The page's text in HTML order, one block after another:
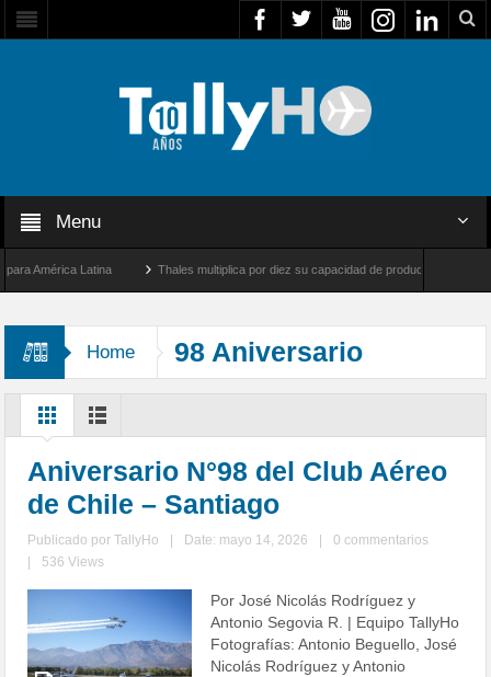
Menu
Latina Thales multiplica por diez su capacidad de producción de radares
Home 98 Aniversario
Aniversario N°98 del Club Aéreo
de Chile – Santiago
Publicado porTallyHo Date: mayo 14, 2026
0 commentarios
536 Views
Por José Nicolás Rodríguez y
Antonio Segovia R. | Equipo TallyHo
Fotografías: Antonio Beguello, José
Nicolás Rodríguez y Antonio